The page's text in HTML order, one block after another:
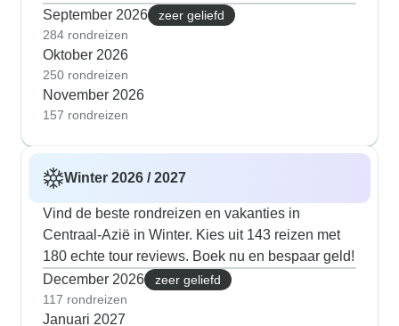
September 2026
zeer geliefd
284 rondreizen
Oktober 2026
250 rondreizen
November 2026
157 rondreizen
Winter 2026 / 2027
Vind de beste rondreizen en vakanties in
Centraal-Azië in Winter. Kies uit 143 reizen met
180 echte tour reviews. Boek nu en bespaar geld!
December 2026
zeer geliefd
117 rondreizen
Januari 2027